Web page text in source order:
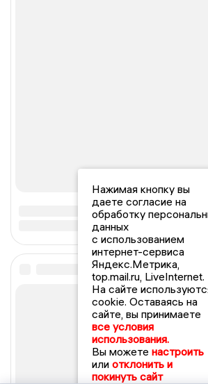
Нажимая кнопку вы
даете согласие на
обработку
данных
с использованием
интернет-сервиса
Яндекс.Метрика,
top.mail.ru, LiveInternet.
На сайте
cookie. Оставаясь на
сайте, вы принимаете
все условия
использования.
Вы можете настроить
или отклонить и
покинуть сайт